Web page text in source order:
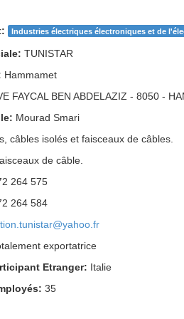
Industries électriques électroniques et de
TUNISTAR
Hammamet
FAYCAL BEN ABDELAZIZ - 8050 -
Mourad Smari
câbles isolés et faisceaux de câbles.
de câble.
264 575
264 584
exportatrice
Etranger: Italie
35